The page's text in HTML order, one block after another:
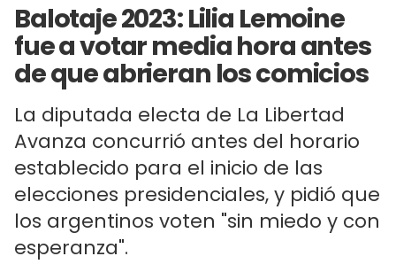
Balotaje 2023: Lilia Lemoine
fue a votar media hora antes
de que abrieran los comicios
La diputada electa de La Libertad
Avanza concurrió antes del horario
establecido para el inicio de las
elecciones presidenciales, y pidió que
los argentinos voten "sin miedo y con
esperanza".